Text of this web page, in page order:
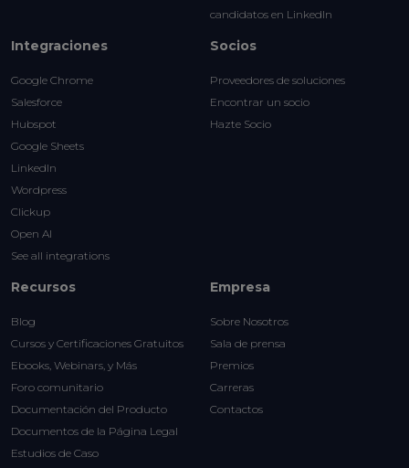
candidatos en LinkedIn
Integraciones
Google Chrome
Salesforce
Hubspot
Google Sheets
LinkedIn
Wordpress
Clickup
Open AI
See all integrations
Socios
Proveedores de soluciones
Encontrar un socio
Hazte Socio
Recursos
Blog
Cursos y Certificaciones Gratuitos
Ebooks, Webinars, y Más
Foro comunitario
Documentación del Producto
Documentos de la Página Legal
Estudios de Caso
Empresa
Sobre Nosotros
Sala de prensa
Premios
Carreras
Contactos